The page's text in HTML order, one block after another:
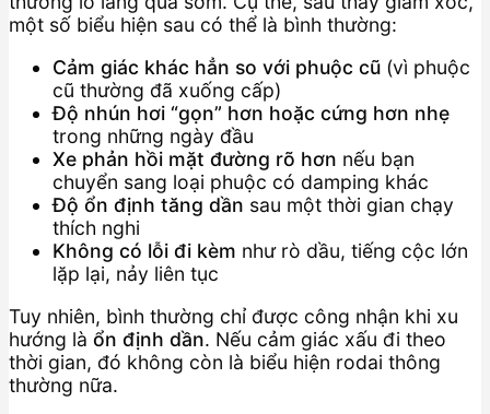
một số biểu hiện sau có thể là bình thường:
Cảm giác khác hẳn so với phuộc cũ (vì phuộc
cũ thường đã xuống cấp)
Độ nhún hơi “gọn” hơn hoặc cứng hơn nhẹ
trong những ngày đầu
Xe phản hồi mặt đường rõ hơn nếu bạn
chuyển sang loại phuộc có damping khác
Độ ổn định tăng dần sau một thời gian chạy
thích nghi
Không có lỗi đi kèm như rò dầu, tiếng cộc lớn
lặp lại, nảy liên tục
Tuy nhiên, bình thường chỉ được công nhận khi xu
hướng là ổn định dần. Nếu cảm giác xấu đi theo
thời gian, đó không còn là biểu hiện rodai thông
thường nữa.